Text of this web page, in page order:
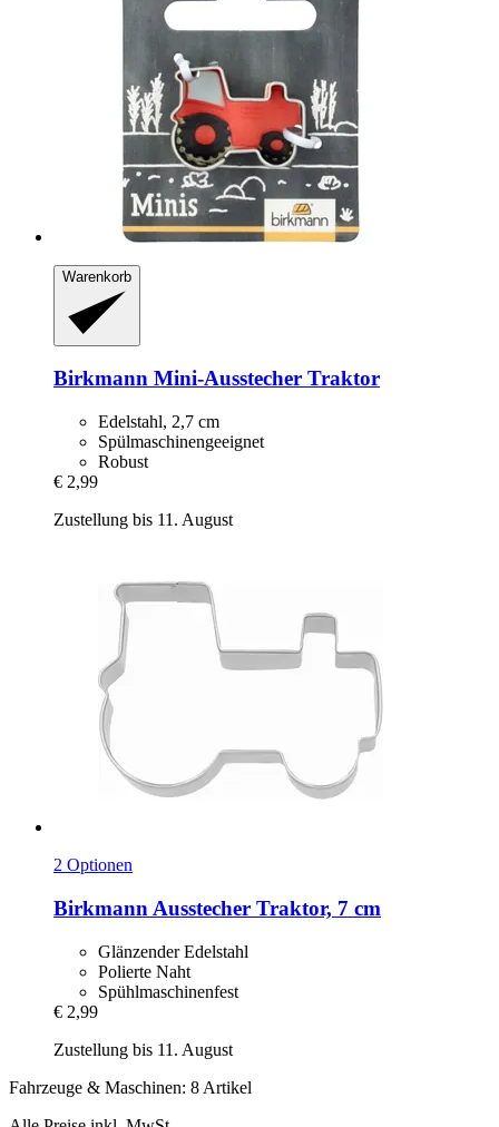
Warenkorb
Birkmann Mini-​Ausstecher Traktor
Edelstahl, 2,7 cm
Spülmaschinengeeignet
Robust
€ 2,99
Zustellung bis 11. August
2 Optionen
Birkmann Ausstecher Traktor, 7 cm
Glänzender Edelstahl
Polierte Naht
Spühlmaschinenfest
€ 2,99
Zustellung bis 11. August
Fahrzeuge & Maschinen: 8 Artikel